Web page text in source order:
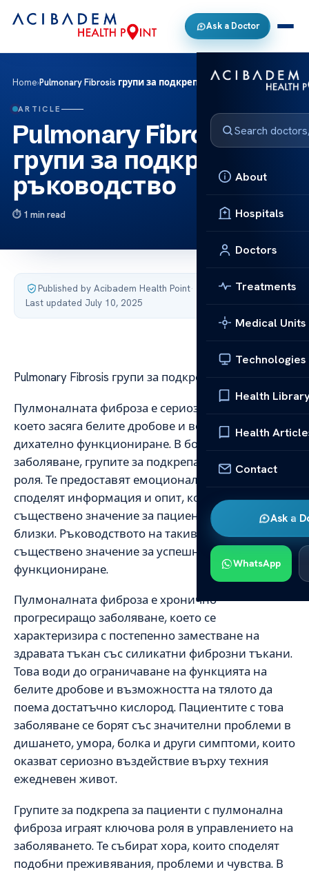
Ask a Doctor
About
Hospitals
Doctors
Treatments
Medical Units
Technologies
Health
Health
Contact
Ask a
WhatsApp
Home›Pulmonary Fibrosis групи за подкрепа ръководство
ARTICLE
Pulmonary Fibrosis
групи за подкрепа
ръководство
1 min read
Published by Acibadem Health Point·
Last updated July 10, 2025
Pulmonary Fibrosis групи за подкрепа ръководство
Пулмоналната фиброза е сериозно заболяване,
което засяга белите дробове и води до увредено
дихателно функциониране. В борбата с това
заболяване, групите за подкрепа играят важна
роля. Те предоставят емоционална подкрепа,
споделят информация и опит, които са от
съществено значение за пациентите и техните
близки. Ръководството на такива групи е от
съществено значение за успешното им
функциониране.
Пулмоналната фиброза е хронично
прогресиращо заболяване, което се
характеризира с постепенно заместване на
здравата тъкан със силикатни фиброзни тъкани.
Това води до ограничаване на функцията на
белите дробове и възможността на тялото да
поема достатъчно кислород. Пациентите с това
заболяване се борят със значителни проблеми в
дишането, умора, болка и други симптоми, които
оказват сериозно въздействие върху техния
ежедневен живот.
Групите за подкрепа за пациенти с пулмонална
фиброза играят ключова роля в управлението на
заболяването. Те събират хора, които споделят
подобни преживявания, проблеми и чувства. В